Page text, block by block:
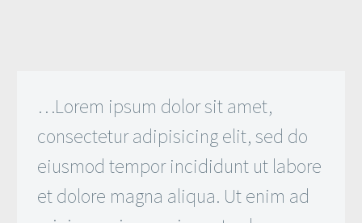
…Lorem ipsum dolor sit amet,
consectetur adipisicing elit, sed do
eiusmod tempor incididunt ut labore
et dolore magna aliqua. Ut enim ad